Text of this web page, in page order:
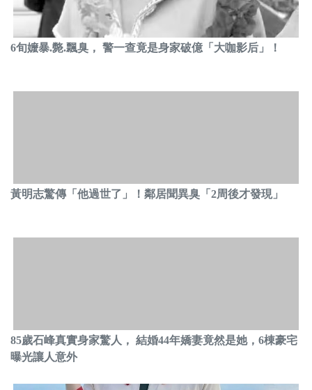
6旬嬤暴.斃.飄臭， 警一查竟是身家破億「大咖影后」！
黃明志驚傳「他過世了」！鄰居聞異臭「2周後才發現」
85歲石峰真實身家驚人， 結婚44年嬌妻竟然是她，6棟豪宅
曝光讓人意外